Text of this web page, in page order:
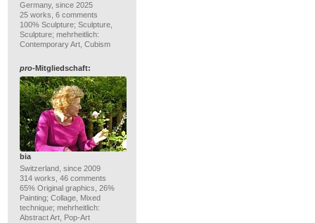
Germany, since 2025
25 works, 6 comments
100% Sculpture; Sculpture,
Sculpture; mehrheitlich:
Contemporary Art, Cubism
pro-Mitgliedschaft:
bia
Switzerland, since 2009
314 works, 46 comments
65% Original graphics, 26%
Painting; Collage, Mixed
technique; mehrheitlich:
Abstract Art, Pop-Art